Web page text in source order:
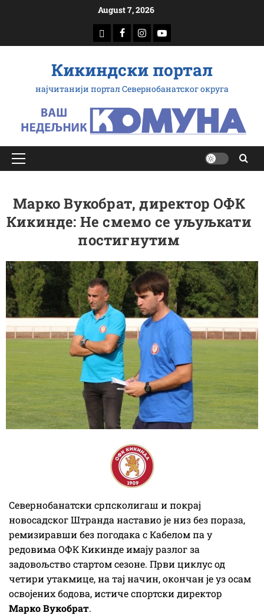
August 7, 2026
доwнлоад
Фацебоок
Инстаграм
Yоутубе
Кикиндски портал
најчитанији портал Севернобанатског округа
Примарy
Марко Вукобрат, директор ОФК
Кикинде: Не смемо се уљуљкати
постигнутим
Севернобанатски српсколигаш и покрај
новосадског Штранда наставио је низ без пораза,
ремизиравши без погодака с Кабелом па у
редовима ОФК Кикинде имају разлог за
задовољство стартом сезоне. Први циклус од
четири утакмице, на тај начин, окончан је уз осам
освојених бодова, истиче спортски директор
Марко Вукобрат.